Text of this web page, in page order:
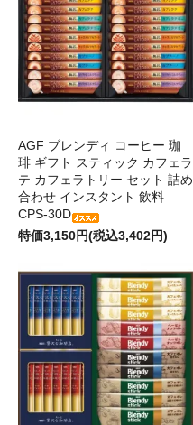
AGF ブレンディ コーヒー 珈
琲 ギフト スティック カフェラ
テ カフェラトリー セット 詰め
合わせ インスタント 飲料
CPS-30D
特価3,150円(税込3,402円)